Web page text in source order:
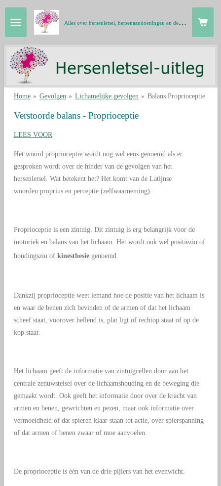
Ga
direct
naar
hoofdinhoud
A
lles over hersenletsel, hersenaandoeningen en de hersenen in gewone taal
Home » Gevolgen » Lichamelijke gevolgen » Balans Proprioceptie
Verstoorde balans - Proprioceptie
LEES VOOR
Het woord proprioceptie wordt nog wel eens genoemd als er
gesproken wordt over de hinder van de gevolgen van het
hersenletsel. Wat betekent het? Het komt van de Latijnse
woorden proprius en perceptie (zelfwaarneming).
Proprioceptie is een zintuig. Dit zintuig is erg belangrijk voor de
motoriek en balans van het lichaam. Het wordt ook wel positiezin of
houdingszin of kinesthesie genoemd.
Dankzij proprioceptie weet iemand hoe de positie van het lichaam is
en waar de benen zich bevinden of de armen of dat het lichaam
scheef staat, voorover hellend is, plat ligt of rechtop staat of op de
kop staat.
Het lichaam geeft de informatie van zintuigcellen door aan het
centrale zenuwstelsel over de lichaamshouding en de beweging die
gemaakt wordt. Ook geeft het informatie door over de kracht van
armen en benen, gewrichten en pezen, maar ook informatie over
vermoeidheid of dat spieren klaar staan tot actie, over spierspanning
of dat armen of benen zwaar of moe aanvoelen.
De proprioceptie is één van de drie pijlers van het evenwicht.